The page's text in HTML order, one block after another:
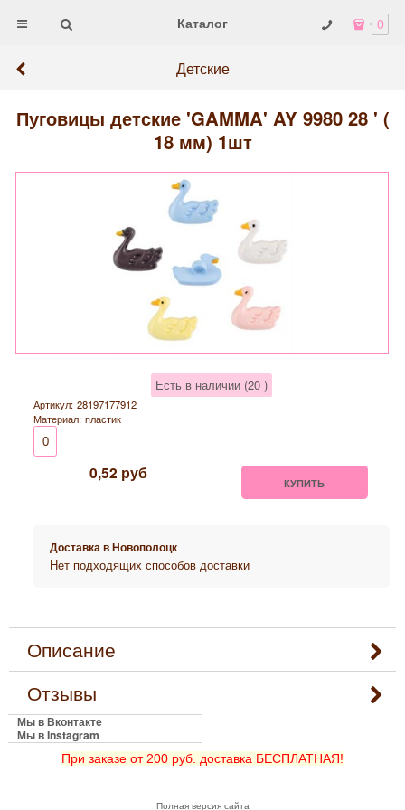
Каталог 0
Детские
Пуговицы детские 'GAMMA' AY 9980 28 ' (
18 мм) 1шт
Есть в наличии (20 )
Артикул: 28197177912
Материал: пластик
0
0,52 руб КУПИТЬ
Доставка вНовополоцк
Нет подходящих способов доставки
Описание
Отзывы
Мы в Вконтакте
Мы в Instagram
При заказе от 200 руб. доставка БЕСПЛАТНАЯ!
Полная версия сайта